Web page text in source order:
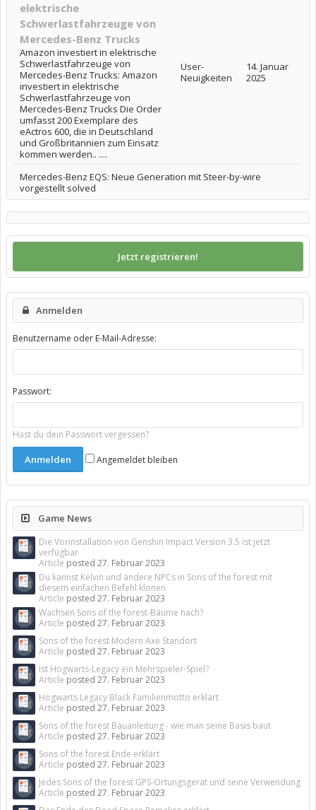
elektrische
Schwerlastfahrzeuge von
Mercedes-Benz Trucks
Amazon investiert in elektrische
Schwerlastfahrzeuge von
Mercedes-Benz Trucks: Amazon
investiert in elektrische
Schwerlastfahrzeuge von
Mercedes-Benz Trucks Die Order
umfasst 200 Exemplare des
eActros 600, die in Deutschland
und Großbritannien zum Einsatz
kommen werden.. ....
User-
Neuigkeiten
14. Januar
2025
Mercedes-Benz EQS: Neue Generation mit Steer-by-wire
vorgestellt solved
Jetzt registrieren!
Anmelden
Benutzername oder E-Mail-Adresse:
Passwort:
Hast du dein Passwort vergessen?
Angemeldet bleiben
Game News
Die Vorinstallation von Genshin Impact Version 3.5 ist jetzt
verfügbar
Article posted 27. Februar 2023
Du kannst Kelvin und andere NPCs in Sons of the forest mit
diesem einfachen Befehl klonen
Article posted 27. Februar 2023
Wachsen Sons of the forest-Bäume nach?
Article posted 27. Februar 2023
Sons of the forest Modern Axe Standort
Article posted 27. Februar 2023
Ist Hogwarts-Legacy ein Mehrspieler-Spiel?
Article posted 27. Februar 2023
Hogwarts Legacy Black Familienmotto erklärt
Article posted 27. Februar 2023
Sons of the forest Bauanleitung - wie man seine Basis baut
Article posted 27. Februar 2023
Sons of the forest Ende erklärt
Article posted 27. Februar 2023
Jedes Sons of the forest GPS-Ortungsgerät und seine Verwendung
Article posted 27. Februar 2023